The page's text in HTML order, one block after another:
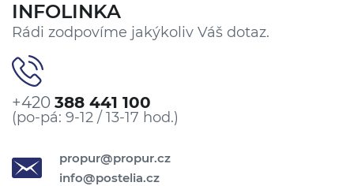
INFOLINKA
Rádi zodpovíme jakýkoliv Váš dotaz.
+420 388 441 100
(po-pá: 9-12 / 13-17 hod.)
propur@propur.cz
info@postelia.cz